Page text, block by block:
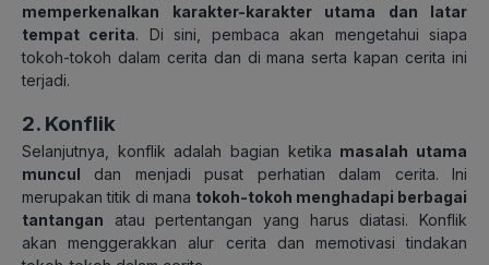
memperkenalkan karakter-karakter utama dan latar
tempat cerita. Di sini, pembaca akan mengetahui siapa
tokoh-tokoh dalam cerita dan di mana serta kapan cerita ini
terjadi.
2. Konflik
Selanjutnya, konflik adalah bagian ketika masalah utama
muncul dan menjadi pusat perhatian dalam cerita. Ini
merupakan titik di mana tokoh-tokoh menghadapi berbagai
tantangan atau pertentangan yang harus diatasi. Konflik
akan menggerakkan alur cerita dan memotivasi tindakan